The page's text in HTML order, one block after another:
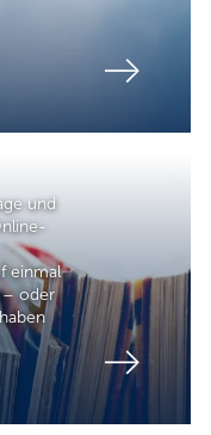
und
einmal
– oder